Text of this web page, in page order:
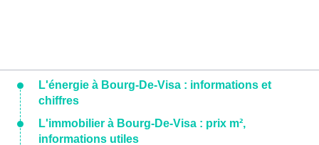
L'énergie à Bourg-De-Visa : informations et
chiffres
L'immobilier à Bourg-De-Visa : prix m²,
informations utiles